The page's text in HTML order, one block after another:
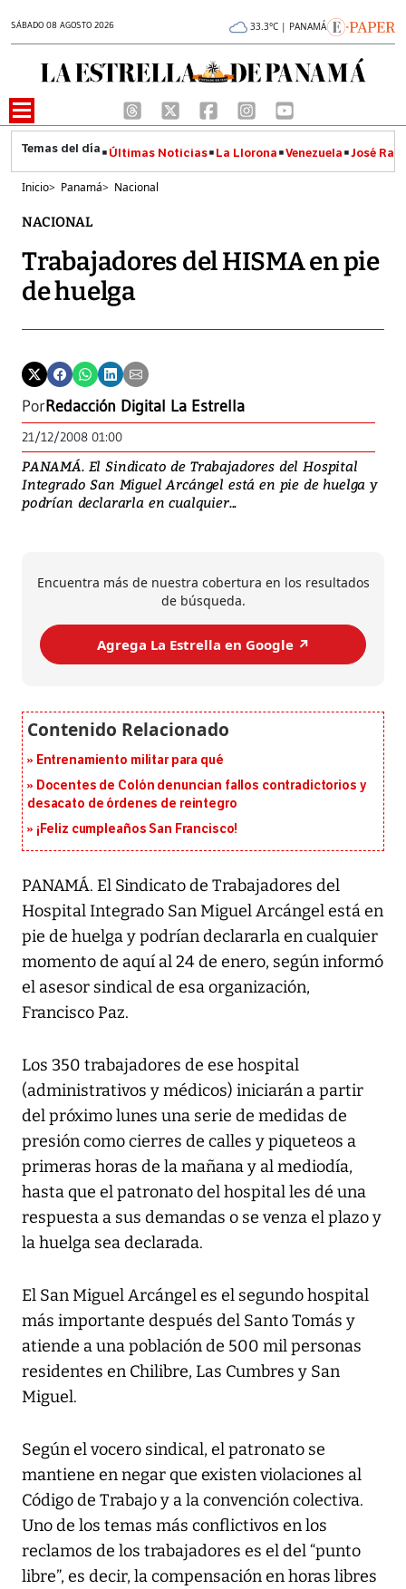
SÁBADO 08 AGOSTO 2026 33.3°C | PANAMÁ
Últimas Noticias La Llorona Venezuela José
Inicio> Panamá> Nacional
NACIONAL
Trabajadores del HISMA en pie
de huelga
PorRedacción Digital La Estrella
21/12/2008 01:00
PANAMÁ. El Sindicato de Trabajadores del Hospital
Integrado San Miguel Arcángel está en pie de huelga y
podrían declararla en cualquier...
Encuentra más de nuestra cobertura en los resultados
de búsqueda.
Agrega La Estrella en Google ↗️
Entrenamiento militar para qué
Docentes de Colón denuncian fallos contradictorios y
desacato de órdenes de reintegro
¡Feliz cumpleaños San Francisco!
PANAMÁ. El Sindicato de Trabajadores del
Hospital Integrado San Miguel Arcángel está en
pie de huelga y podrían declararla en cualquier
momento de aquí al 24 de enero, según informó
el asesor sindical de esa organización,
Francisco Paz.
Los 350 trabajadores de ese hospital
(administrativos y médicos) iniciarán a partir
del próximo lunes una serie de medidas de
presión como cierres de calles y piqueteos a
primeras horas de la mañana y al mediodía,
hasta que el patronato del hospital les dé una
respuesta a sus demandas o se venza el plazo y
la huelga sea declarada.
El San Miguel Arcángel es el segundo hospital
más importante después del Santo Tomás y
atiende a una población de 500 mil personas
residentes en Chilibre, Las Cumbres y San
Miguel.
Según el vocero sindical, el patronato se
mantiene en negar que existen violaciones al
Código de Trabajo y a la convención colectiva.
Uno de los temas más conflictivos en los
reclamos de los trabajadores es el del “punto
libre”, es decir, la compensación en horas libres